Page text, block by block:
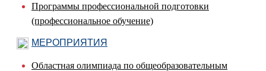
Программы профессиональной подготовки
(профессиональное обучение)
МЕРОПРИЯТИЯ
Областная олимпиада по общеобразовательным